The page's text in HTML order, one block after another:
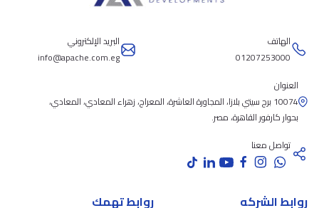
الهاتف
01207253000
البريد الإلكتروني
info@apache.com.eg
العنوان
10074 برج سيتي بلازا، المجاورة العاشرة، المعراج، زهراء المعادي، المعادي،
بحوار كارفور القاهرة، مصر.
تواصل معنا
روابط الشركه روابط تهمك